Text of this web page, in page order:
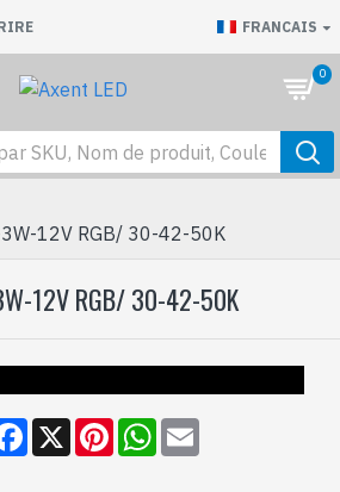
FRANCAIS
0
12V RGB/ 30-42-50K
12V RGB/ 30-42-50K
Facebook
X PinterestWhatsApp
Email